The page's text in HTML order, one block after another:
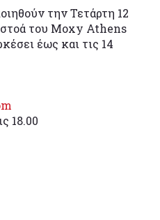
την Τετάρτη 12
στοά του Moxy Athens
έως και τις 14
18.00